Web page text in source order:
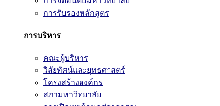
การรับรองหลักสูตร
การบริหาร
คณะผู้บริหาร
วิสัยทัศน์และยุทธศาสตร์
โครงสร้างองค์กร
สภามหาวิทยาลัย